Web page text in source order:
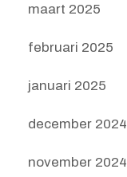
maart 2025
februari 2025
januari 2025
december 2024
november 2024